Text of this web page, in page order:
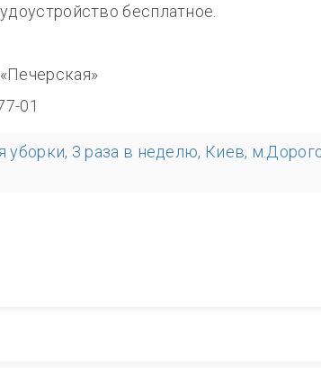
бесплатное.
01
уборки, 3 раза в неделю, Киев,